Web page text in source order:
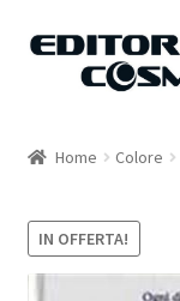
Vai
Vai
Carrello
Home Colore
IN OFFERTA!